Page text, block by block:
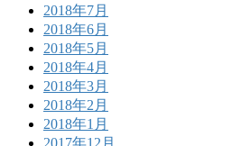
2018年7月
2018年6月
2018年5月
2018年4月
2018年3月
2018年2月
2018年1月
2017年12月